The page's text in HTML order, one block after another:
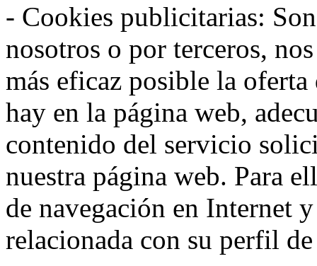
- Cookies publicitarias:
nosotros o por terceros,
más eficaz posible la
hay en la página web,
contenido del servicio
nuestra página web. Para
de navegación en Internet
relacionada con su perfil